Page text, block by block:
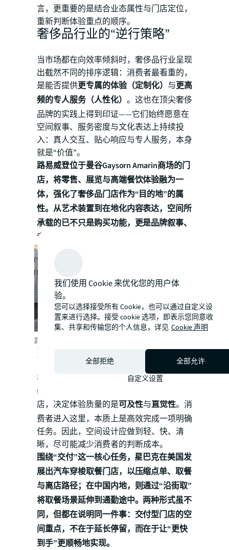
言，更重要的是结合业态属性与门店定位，
重新判断体验重点的顺序。
奢侈品行业的“逆行策略”
当市场都在向效率倾斜时，奢侈品行业呈现
出截然不同的排序逻辑：消费者最看重的，
是能否提供更专属的体验（定制化） 与更高
频的专人服务（人性化） 。这也在顶尖奢侈
品牌的实践上得到印证——它们始终愿意在
空间叙事、服务密度与文化表达上持续投
入：真人交互、贴心响应与专人服务，本身
就是“价值”。
路易威登位于曼谷Gaysorn Amarin商场的门
店，将零售、展览与高端餐饮体验融为一
体，强化了奢侈品门店作为“目的地”的属
性。从艺术装置到在地化内容表达，空间所
承载的已不只是购买功能，更是品牌叙事、
专属感与沉浸体验。
路易威登Gaysorn Amarin门店，泰国曼谷
交付型门店的效率极限
在茶饮、汽车穿梭取餐门店（Drive-
thru）、自提零售点等以交付为核心的门
店，决定体验质量的是可及性与直觉性。消
费者进入这里，本质上是高效完成一项明确
任务。因此，空间设计应做到轻、快、清
晰，尽可能减少消费者的判断成本。
围绕“交付”这一核心任务，星巴克在美国发
展出汽车穿梭取餐门店，以压缩点单、取餐
与离店路径；在中国内地，则通过“沿街取”
将取餐场景延伸到通勤途中。两种形式虽不
同，但都在说明同一件事：交付型门店的空
间重点，不在于延长停留，而在于让“更快
到手”更顺畅地实现。
我们使用 Cookie 来优化您的用户体
验。
您可以选择接受所有 Cookie，也可以通过自定义设
置来进行选择。接受 cookie 选项，即表示您同意收
集、共享和传输您的个人信息，详见 Cookie 声明
全部拒绝
全部允许
自定义设置